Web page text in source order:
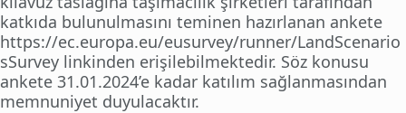
katkıda bulunulmasını teminen hazırlanan ankete
https://ec.europa.eu/eusurvey/runner/LandScenario
sSurvey linkinden erişilebilmektedir. Söz konusu
ankete 31.01.2024’e kadar katılım sağlanmasından
memnuniyet duyulacaktır.